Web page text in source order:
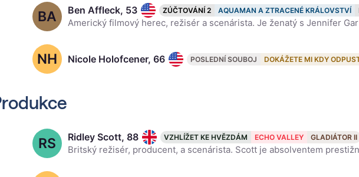
BA Ben Affleck, 53 ZÚČTOVÁNÍ 2 AQUAMAN A ZTRACENÉ KRÁLOVSTVÍ
NH Nicole Holofcener, 66 POSLEDNÍ SOUBOJ DOKÁŽETE MI KDY
RS Ridley Scott, 88 VZHLÍŽET KE HVĚZDÁM ECHO VALLEY GLADIÁTOR II